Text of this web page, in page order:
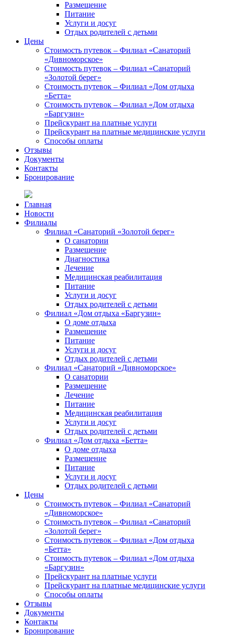
Размещение
Питание
Услуги и досуг
Отдых родителей с детьми
Цены
Стоимость путевок – Филиал «Санаторий
«Дивноморское»
Стоимость путевок – Филиал «Санаторий
«Золотой берег»
Стоимость путевок – Филиал «Дом отдыха
«Бетта»
Стоимость путевок – Филиал «Дом отдыха
«Баргузин»
Прейскурант на платные услуги
Прейскурант на платные медицинские услуги
Способы оплаты
Отзывы
Документы
Контакты
Бронирование
Главная
Новости
Филиалы
Филиал «Санаторий «Золотой берег»
О санатории
Размещение
Диагностика
Лечение
Медицинская реабилитация
Питание
Услуги и досуг
Отдых родителей с детьми
Филиал «Дом отдыха «Баргузин»
О доме отдыха
Размещение
Питание
Услуги и досуг
Отдых родителей с детьми
Филиал «Санаторий «Дивноморское»
О санатории
Размещение
Лечение
Питание
Медицинская реабилитация
Услуги и досуг
Отдых родителей с детьми
Филиал «Дом отдыха «Бетта»
О доме отдыха
Размещение
Питание
Услуги и досуг
Отдых родителей с детьми
Цены
Стоимость путевок – Филиал «Санаторий
«Дивноморское»
Стоимость путевок – Филиал «Санаторий
«Золотой берег»
Стоимость путевок – Филиал «Дом отдыха
«Бетта»
Стоимость путевок – Филиал «Дом отдыха
«Баргузин»
Прейскурант на платные услуги
Прейскурант на платные медицинские услуги
Способы оплаты
Отзывы
Документы
Контакты
Бронирование